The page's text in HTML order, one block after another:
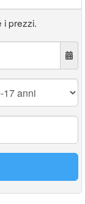
i prezzi.